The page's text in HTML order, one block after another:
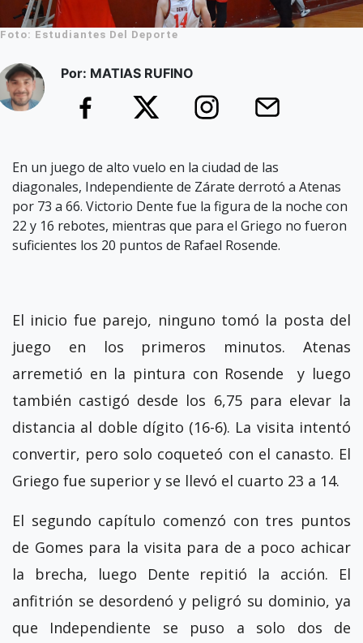
Foto: Estudiantes Del Deporte
Por: MATIAS RUFINO
En un juego de alto vuelo en la ciudad de las
diagonales, Independiente de Zárate derrotó a Atenas
por 73 a 66. Victorio Dente fue la figura de la noche con
22 y 16 rebotes, mientras que para el Griego no fueron
suficientes los 20 puntos de Rafael Rosende.
El inicio fue parejo, ninguno tomó la posta del
juego en los primeros minutos. Atenas
arremetió en la pintura con Rosende y luego
también castigó desde los 6,75 para elevar la
distancia al doble dígito (16-6). La visita intentó
convertir, pero solo coqueteó con el canasto. El
Griego fue superior y se llevó el cuarto 23 a 14.
El segundo capítulo comenzó con tres puntos
de Gomes para la visita para de a poco achicar
la brecha, luego Dente repitió la acción. El
anfitrión se desordenó y peligró su dominio, ya
que Independiente se puso a solo dos de